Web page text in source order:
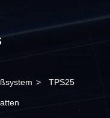
> TPS25